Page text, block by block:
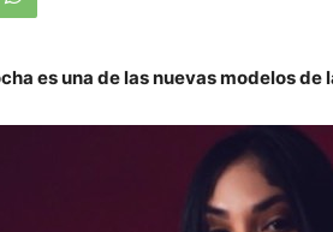
es una de las nuevas modelos de